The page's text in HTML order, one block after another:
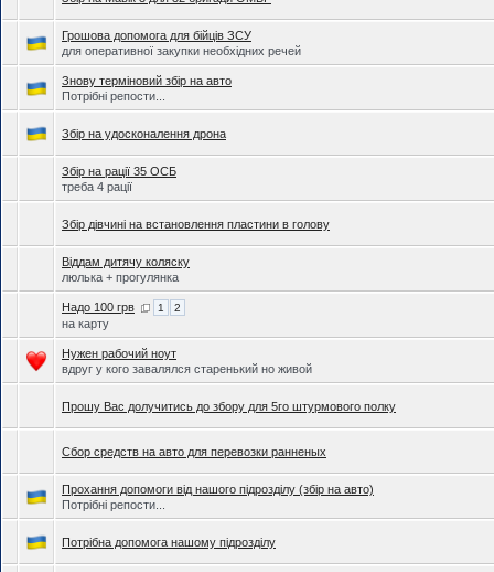
Грошова допомога для бійців ЗСУ
для оперативної закупки необхідних речей
Знову терміновий збір на авто
Потрібні репости...
Збір на удосконалення дрона
Збір на рації 35 ОСБ
треба 4 рації
Збір дівчині на встановлення пластини в голову
Віддам дитячу коляску
люлька + прогулянка
Надо 100 грв 1 2
на карту
Нужен рабочий ноут
вдруг у кого завалялся старенький но живой
Прошу Вас долучитись до збору для 5го штурмового полку
Сбор средств на авто для перевозки ранненых
Прохання допомоги від нашого підрозділу (збір на авто)
Потрібні репости...
Потрібна допомога нашому підрозділу